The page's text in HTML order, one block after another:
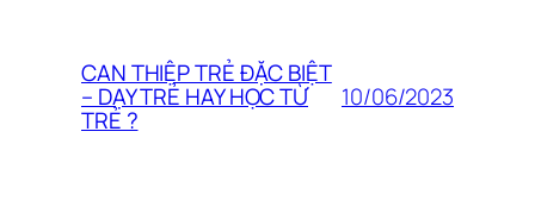
CAN THIỆP TRẺ ĐẶC BIỆT
– DẠY TRẺ HAY HỌC TỪ
TRẺ ?
10/06/2023